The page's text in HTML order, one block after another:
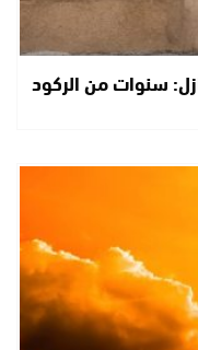
سنوات من الركود